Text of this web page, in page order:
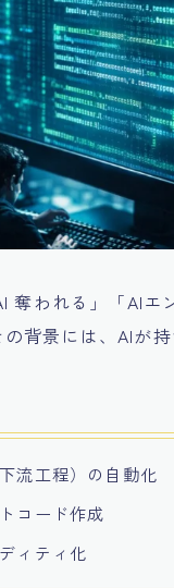
奪われる」「AI
背景には、AIが
流工程）の自動化
コード作成
ィティ化